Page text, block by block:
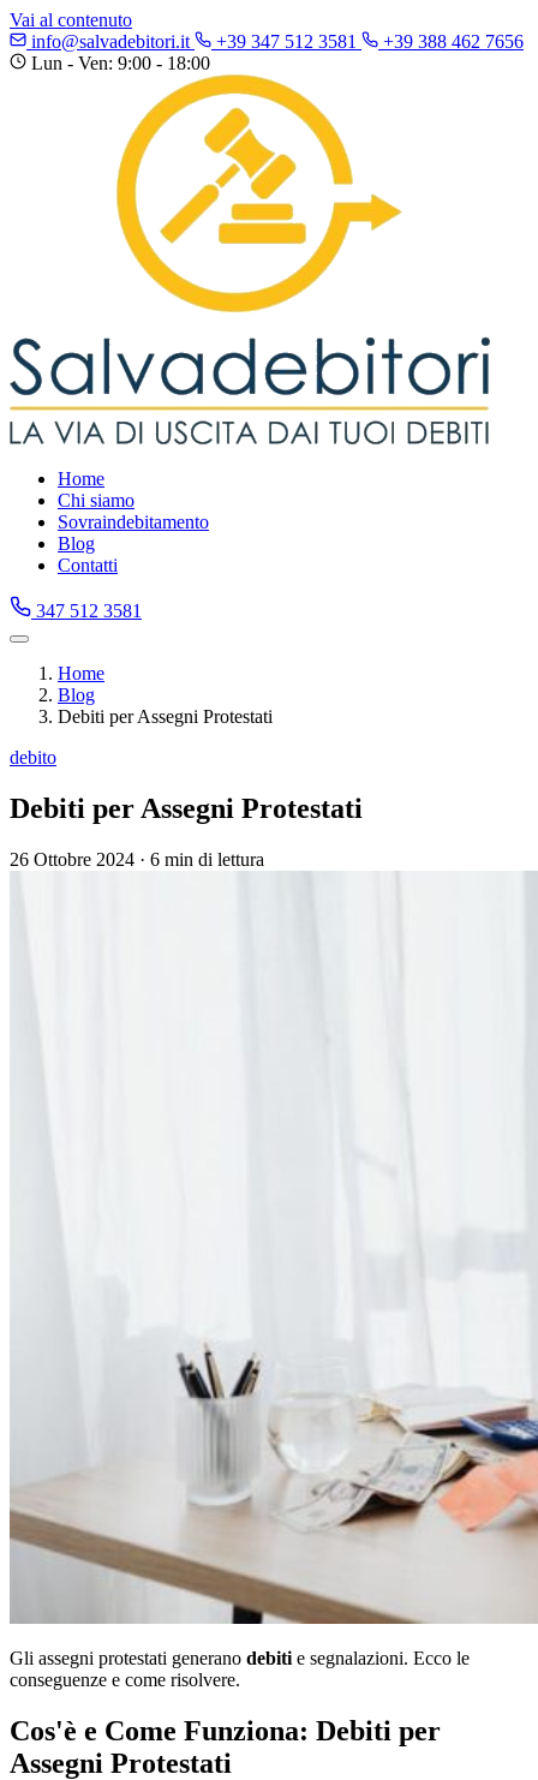
Vai al contenuto
info@salvadebitori.it
+39 347 512 3581
+39 388 462 7656
Lun - Ven: 9:00 - 18:00
Home
Chi siamo
Sovraindebitamento
Blog
Contatti
347 512 3581
Home
Blog
Debiti per Assegni Protestati
debito
Debiti per Assegni Protestati
26 Ottobre 2024 · 6 min di lettura
Gli assegni protestati generano debiti e segnalazioni. Ecco le
conseguenze e come risolvere.
Cos'è e Come Funziona: Debiti per
Assegni Protestati